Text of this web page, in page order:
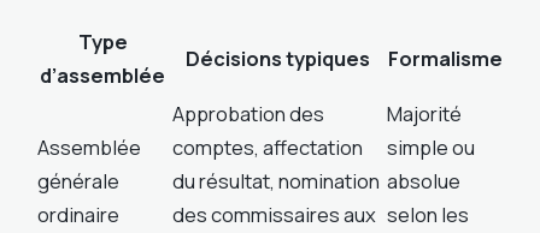
Type
d’assemblée
Décisions typiques Formalisme
Assemblée
générale
ordinaire
Approbation des
comptes, affectation
du résultat, nomination
des commissaires aux
Majorité
simple ou
absolue
selon les